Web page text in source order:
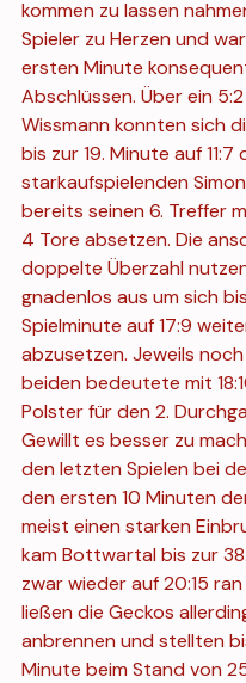
kommen zu lassen
Spieler zu Herzen und
ersten Minute
Abschlüssen. Über ein
Wissmann konnten sich
bis zur 19. Minute auf 11:7
starkaufspielenden
bereits seinen 6. Treffer
4 Tore absetzen. Die
doppelte Überzahl
gnadenlos aus um sich
Spielminute auf 17:9
abzusetzen. Jeweils
beiden bedeutete mit
Polster für den 2.
Gewillt es besser zu
den letzten Spielen bei
den ersten 10 Minuten
meist einen starken
kam Bottwartal bis zur
zwar wieder auf 20:15
ließen die Geckos
anbrennen und stellten
Minute beim Stand von